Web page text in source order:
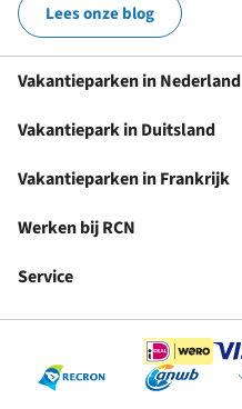
Lees onze blog
Vakantieparken in Nederland
Vakantiepark in Duitsland
Vakantieparken in Frankrijk
Werken bij RCN
Service